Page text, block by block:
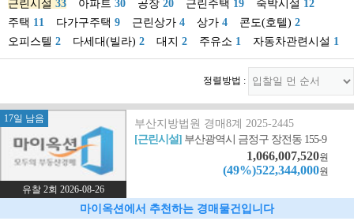
근린시설 33 아파트 30 공장 20 근린주택 19 숙박시설 12
주택 11 다가구주택 9 근린상가 4 상가 4 콘도(호텔) 2
오피스텔 2 다세대(빌라) 2 대지 2 주유소 1 자동차관련시설 1
정렬방법 :
17일 남음
유찰 2회 2026-08-26
부산지방법원 경매8계 2025-2445
[근린시설] 부산광역시 금정구 장전동 155-9
1,066,007,520원
(49%)522,344,000원
마이옥션에서 추천하는 경매물건입니다